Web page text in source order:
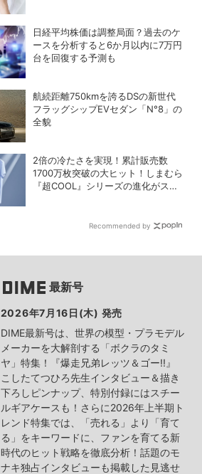
日経平均株価は調整局面？過去のケ
ースを分析すると6か月以内に7万円
台を回復する予測も
航続距離750kmを誇るDSの新世代
フラッグシップEVセダン「N°8」の
全貌
2倍の冷たさを実現！累計販売数
1700万枚突破の大ヒット！しまむら
『超COOL』シリーズの進化がスゴ
Recommended by
最新号
2026年7月16日(木) 発売
DIME最新号は、世界の模型・プラモデル
メーカーを大解剖する「ボクラのタミ
ヤ」特集！『爆走兄弟レッツ＆ゴー!!』
こしたてつひろ先生インタビュー＆描き
下ろしピンナップ、特別付録にはスチー
ルギアケースも！さらに2026年上半期ト
レンド特集では、「売れる」より「育て
る」をキーワードに、ファンを育てる新
時代のヒット戦略を徹底分析！話題のモ
ナキ独占インタビューも掲載した見逃せ